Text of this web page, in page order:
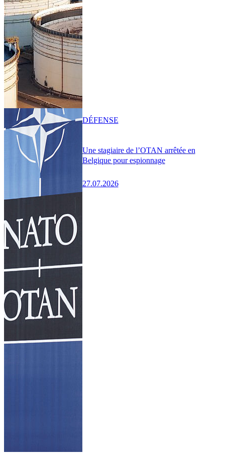
Une stagiaire de l’OTAN arrêtée en
Belgique pour espionnage
27.07.2026
DÉFENSE